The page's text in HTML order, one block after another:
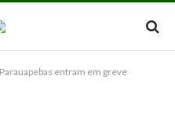
entram em greve